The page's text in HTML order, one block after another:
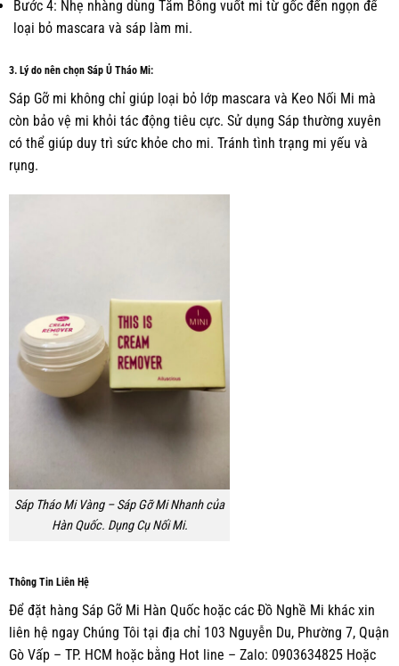
Bước 4: Nhẹ nhàng dùng Tăm Bông vuốt mi từ gốc đến ngọn để
loại bỏ mascara và sáp làm mi.
3. Lý do nên chọn Sáp Ủ Tháo Mi:
Sáp Gỡ mi không chỉ giúp loại bỏ lớp mascara và Keo Nối Mi mà
còn bảo vệ mi khỏi tác động tiêu cực. Sử dụng Sáp thường xuyên
có thể giúp duy trì sức khỏe cho mi. Tránh tình trạng mi yếu và
rụng.
Sáp Tháo Mi Vàng – Sáp Gỡ Mi Nhanh của
Hàn Quốc. Dụng Cụ Nối Mi.
Thông Tin Liên Hệ
Để đặt hàng Sáp Gỡ Mi Hàn Quốc hoặc các Đồ Nghề Mi khác xin
liên hệ ngay Chúng Tôi tại địa chỉ 103 Nguyễn Du, Phường 7, Quận
Gò Vấp – TP. HCM hoặc bằng Hot line – Zalo: 0903634825 Hoặc